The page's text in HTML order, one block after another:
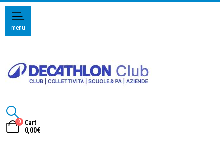
menu
0
Cart
0,00€